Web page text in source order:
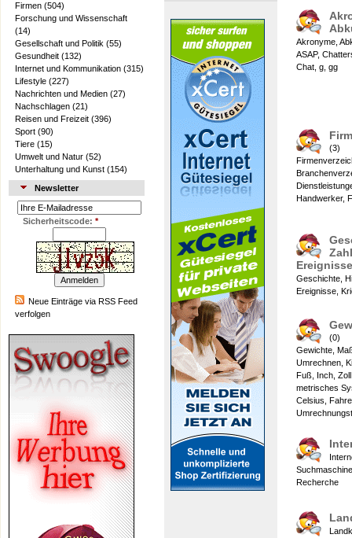
Firmen (504)
Forschung und Wissenschaft
(14)
Gesellschaft und Politik (55)
Gesundheit (132)
Internet und Kommunikation (315)
Lifestyle (227)
Nachrichten und Medien (27)
Nachschlagen (21)
Reisen und Freizeit (396)
Sport (90)
Tiere (15)
Umwelt und Natur (52)
Unterhaltung und Kunst (154)
Newsletter
Sicherheitscode: *
Neue Einträge via RSS Feed
verfolgen
Akronyme,
ASAP,
Chat, g, gg
(3)
Handwerker,
Ereignisse
Geschichte,
Ereignisse,
(0)
Gewichte,
Umrechnen,
Fuß, Inch,
metrisches
Celsius,
Recherche